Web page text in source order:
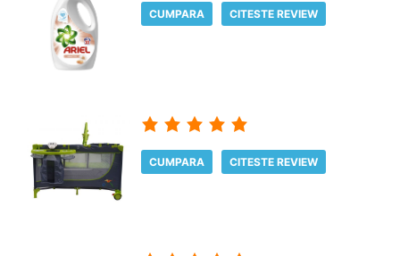
CUMPARA CITESTE REVIEW
CUMPARA CITESTE REVIEW